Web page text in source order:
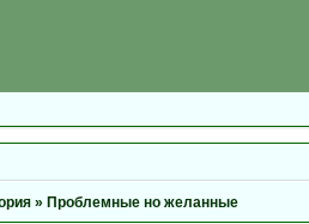
»Проблемные но желанные